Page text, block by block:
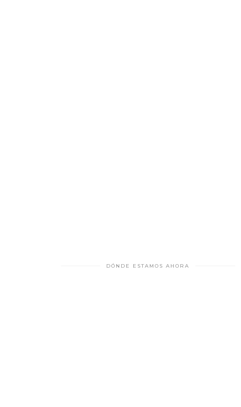
DÓNDE ESTAMOS AHORA